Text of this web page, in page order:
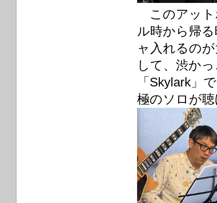
このアット
ル時から帰
ャ入れるの
して、渋か
「Skylark」
極のソロが